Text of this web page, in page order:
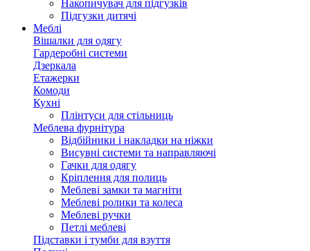
Накопичувач для підгузків
Підгузки дитячі
Меблі
Вішалки для одягу
Гардеробні системи
Дзеркала
Етажерки
Комоди
Кухні
Плінтуси для стільниць
Меблева фурнітура
Відбійники і накладки на ніжки
Висувні системи та направляючі
Гачки для одягу
Кріплення для полиць
Меблеві замки та магніти
Меблеві ролики та колеса
Меблеві ручки
Петлі меблеві
Підставки і тумби для взуття